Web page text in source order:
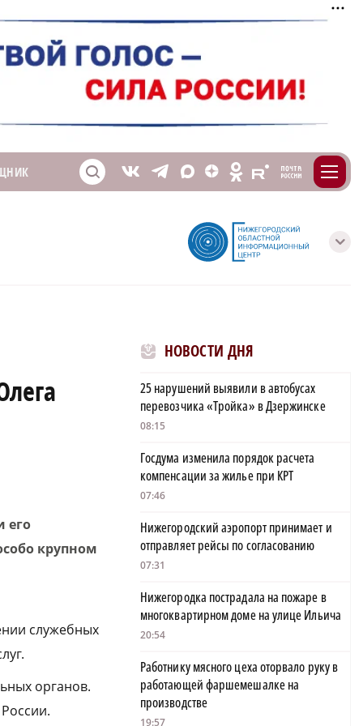
S V T X Z O E m
с
его
крупном
служебных
органов.
НОВОСТИ ДНЯ
25 нарушений выявили в автобусах
перевозчика «Тройка» в Дзержинске
08:15
Госдума изменила порядок расчета
компенсации за жилье при КРТ
07:46
Нижегородский аэропорт принимает и
отправляет рейсы по согласованию
07:31
Нижегородка пострадала на пожаре в
многоквартирном доме на улице Ильича
20:54
Работнику мясного цеха оторвало руку в
работающей фаршемешалке на
производстве
19:57